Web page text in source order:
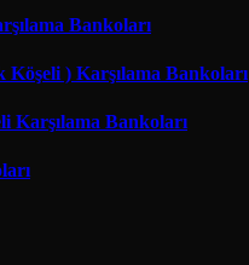
Bankoları
) Karşılama Bankoları
Karşılama Bankoları